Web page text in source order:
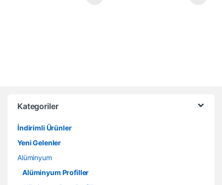
Kategoriler
İndirimli Ürünler
Yeni Gelenler
Alüminyum
Alüminyum Profiller